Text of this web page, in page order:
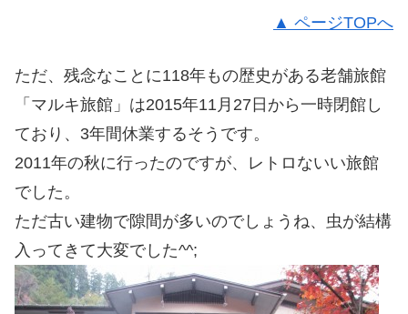
▲ ページTOPへ
ただ、残念なことに118年もの歴史がある老舗旅館
「マルキ旅館」は2015年11月27日から一時閉館し
ており、3年間休業するそうです。
2011年の秋に行ったのですが、レトロないい旅館
でした。
ただ古い建物で隙間が多いのでしょうね、虫が結構
入ってきて大変でした^^;